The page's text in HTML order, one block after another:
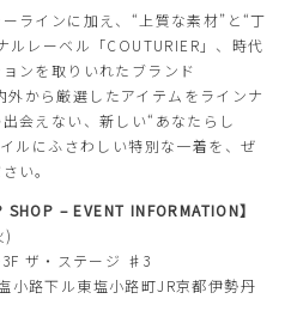
ラインに加え、“上質な素材”と“丁
ルレーベル「COUTURIER」、時代
ンを取りいれたブランド
から厳選したアイテムをラインナ
会えない、新しい“あなたらし
ルにふさわしい特別な一着を、ぜ
い。
– EVENT INFORMATION】
)
ザ・ステージ ♯3
小路下ル東塩小路町JR京都伊勢丹